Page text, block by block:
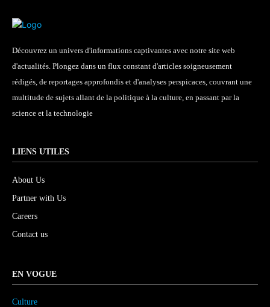
Découvrez un univers d'informations captivantes avec notre site web
d'actualités. Plongez dans un flux constant d'articles soigneusement
rédigés, de reportages approfondis et d'analyses perspicaces, couvrant une
multitude de sujets allant de la politique à la culture, en passant par la
science et la technologie
LIENS UTILES
About Us
Partner with Us
Careers
Contact us
EN VOGUE
Culture